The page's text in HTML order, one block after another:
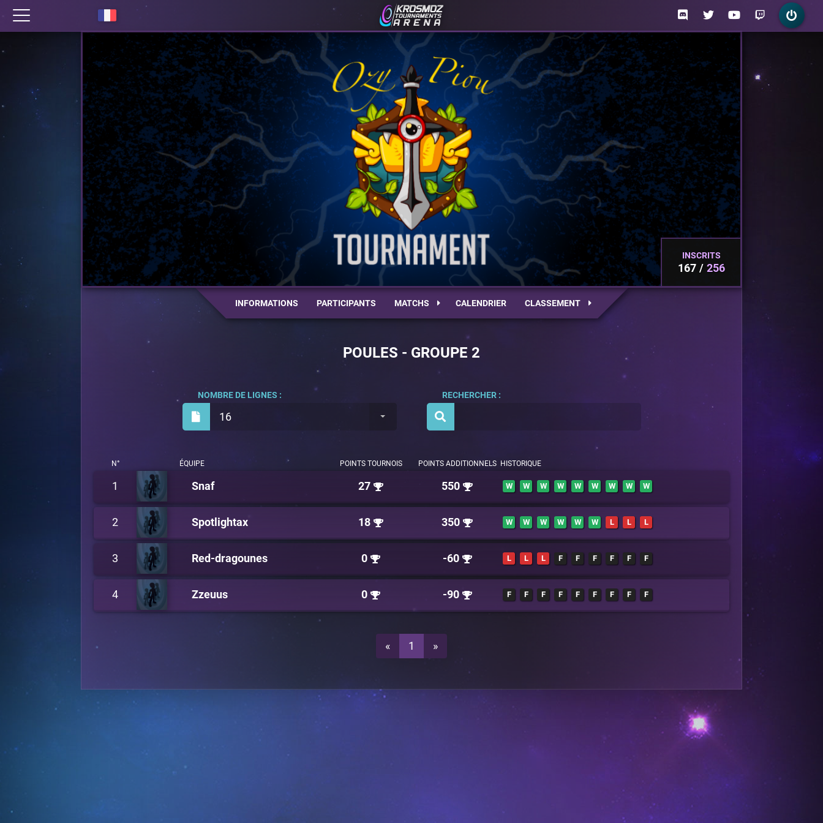
INSCRITS
167 256
INFORMATIONS PARTICIPANTS MATCHS CALENDRIER CLASSEMENT
POULES - GROUPE 2
16
NOMBRE DE LIGNES : RECHERCHER :
N° ÉQUIPE POINTS TOURNOIS POINTS ADDITIONNELS HISTORIQUE
1 Snaf 27 550 W W W W W W W W W
2 Spotlightax 18 350 W W W W W W L L L
3 Red-dragounes 0 -60 L L L F F F F F F
4 Zzeuus 0 -90 F F F F F F F F F
« 1 »